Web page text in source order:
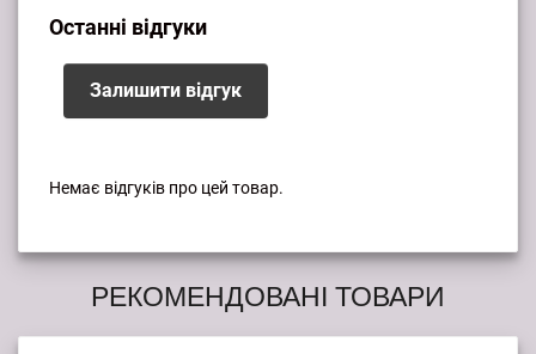
Останні відгуки
Залишити відгук
Немає відгуків про цей товар.
РЕКОМЕНДОВАНІ ТОВАРИ